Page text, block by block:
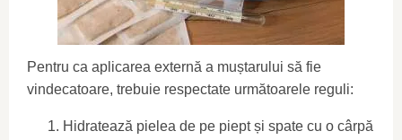
Pentru ca aplicarea externă a muștarului să fie
vindecatoare, trebuie respectate următoarele reguli:
Hidratează pielea de pe piept și spate cu o cârpă